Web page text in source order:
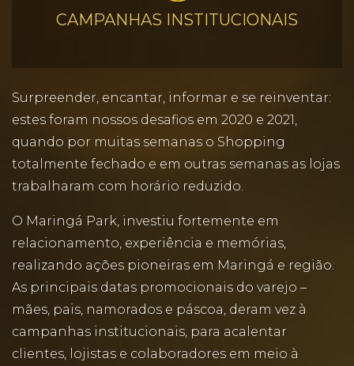
CAMPANHAS INSTITUCIONAIS
Surpreender, encantar, informar e se reinventar:
estes foram nossos desafios em 2020 e 2021,
quando por muitas semanas o Shopping
totalmente fechado e em outras semanas as lojas
trabalharam com horário reduzido.
O Maringá Park, investiu fortemente em
relacionamento, experiência e memórias,
realizando ações pioneiras em Maringá e região.
As principais datas promocionais do varejo –
mães, pais, namorados e páscoa, deram vez à
campanhas institucionais, para acalentar
clientes, lojistas e colaboradores em meio à